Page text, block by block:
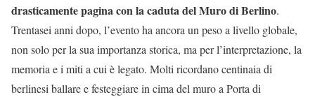
drasticamente pagina con la caduta del Muro di Berlino.
Trentasei anni dopo, l’evento ha ancora un peso a livello globale,
non solo per la sua importanza storica, ma per l’interpretazione, la
memoria e i miti a cui è legato. Molti ricordano centinaia di
berlinesi ballare e festeggiare in cima del muro a Porta di